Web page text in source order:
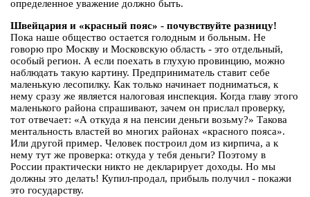
определенное уважение должно быть.
Швейцария и «красный пояс» - почувствуйте разницу!
Пока наше общество остается голодным и больным. Не
говорю про Москву и Московскую область - это отдельный,
особый регион. А если поехать в глухую провинцию, можно
наблюдать такую картину. Предприниматель ставит себе
маленькую лесопилку. Как только начинает подниматься, к
нему сразу же является налоговая инспекция. Когда главу этого
маленького района спрашивают, зачем он прислал проверку,
тот отвечает: «А откуда я на пенсии деньги возьму?» Такова
ментальность властей во многих районах «красного пояса».
Или другой пример. Человек построил дом из кирпича, а к
нему тут же проверка: откуда у тебя деньги? Поэтому в
России практически никто не декларирует доходы. Но мы
должны это делать! Купил-продал, прибыль получил - покажи
это государству.